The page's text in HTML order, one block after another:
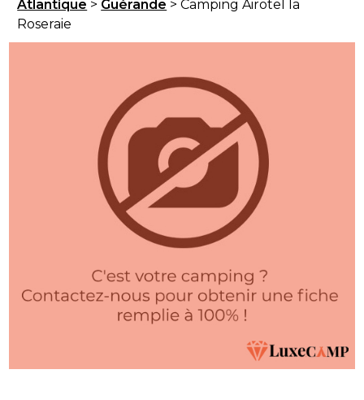
Atlantique > Guérande > Camping Airotel la
Roseraie